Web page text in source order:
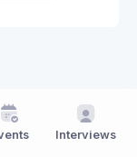
Interviews